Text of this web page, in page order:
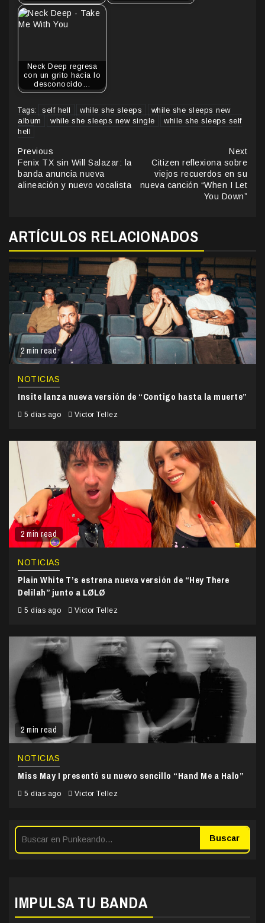
Neck Deep regresa
con un grito hacia lo
desconocido…
Tags: self hell while she sleeps
while she sleeps new
album
while she sleeps new single
while she sleeps self
hell
Continue
Reading
Previous
Fenix TX sin Will Salazar: la
banda anuncia nueva
alineación y nuevo vocalista
Next
Citizen reflexiona sobre
viejos recuerdos en su
nueva canción “When I Let
You Down”
ARTÍCULOS RELACIONADOS
2 min read
NOTICIAS
Insite lanza nueva versión de “Contigo hasta la muerte”
5 días ago Victor Tellez
2 min read
NOTICIAS
Plain White T’s estrena nueva versión de “Hey There
Delilah” junto a LØLØ
5 días ago Victor Tellez
2 min read
NOTICIAS
Miss May I presentó su nuevo sencillo “Hand Me a Halo”
5 días ago Victor Tellez
Buscar
IMPULSA TU BANDA